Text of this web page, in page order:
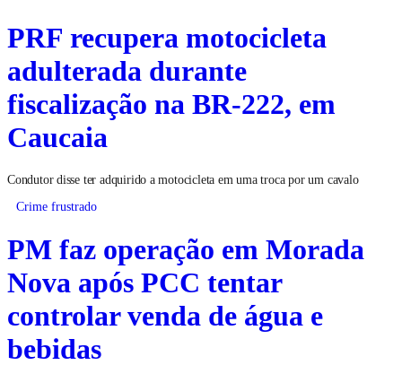
PRF recupera motocicleta
adulterada durante
fiscalização na BR-222, em
Caucaia
Condutor disse ter adquirido a motocicleta em uma troca por um cavalo
Crime frustrado
PM faz operação em Morada
Nova após PCC tentar
controlar venda de água e
bebidas